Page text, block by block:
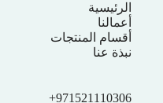
الرئيسية
أعمالنا
أقسام المنتجات
نبذة عنا
971521110306+